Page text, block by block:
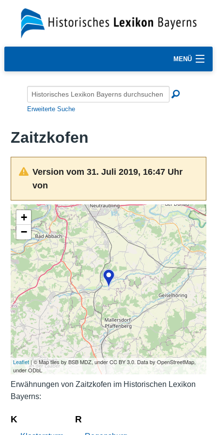
MENÜ
Erweiterte Suche
Zaitzkofen
Version vom 31. Juli 2019, 16:47 Uhr
von
+
−
Leaflet| © Map tiles by BSB MDZ, under CC BY 3.0. Data by OpenStreetMap,
under ODbL
Erwähnungen von Zaitzkofen im Historischen Lexikon
Bayerns:
K R